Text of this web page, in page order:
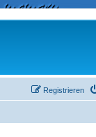
Registrieren